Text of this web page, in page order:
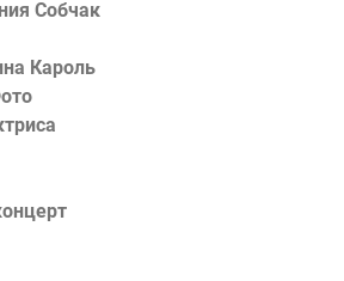
Собчак
Кароль